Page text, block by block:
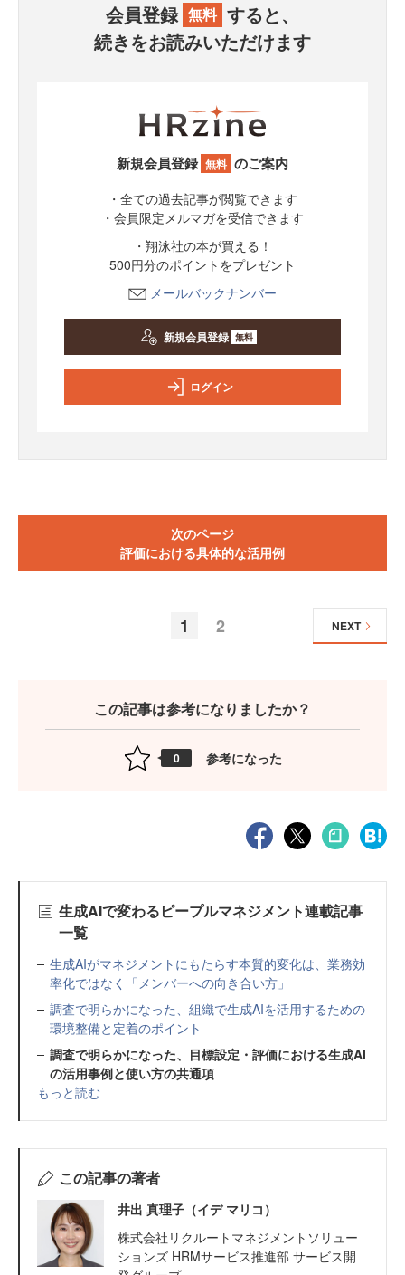
会員登録 無料 すると、
続きをお読みいただけます
新規会員登録 無料 のご案内
・全ての過去記事が閲覧できます
・会員限定メルマガを受信できます
・翔泳社の本が買える！
500円分のポイントをプレゼント
メールバックナンバー
新規会員登録 無料
ログイン
次のページ
評価における具体的な活用例
1 2 NEXT
この記事は参考になりましたか？
0 参考になった
生成AIで変わるピープルマネジメント連載記事
一覧
生成AIがマネジメントにもたらす本質的変化は、業務効
率化ではなく「メンバーへの向き合い方」
調査で明らかになった、組織で生成AIを活用するための
環境整備と定着のポイント
調査で明らかになった、目標設定・評価における生成AI
の活用事例と使い方の共通項
もっと読む
この記事の著者
井出 真理子（イデ マリコ）
株式会社リクルートマネジメントソリュー
ションズ HRMサービス推進部 サービス開